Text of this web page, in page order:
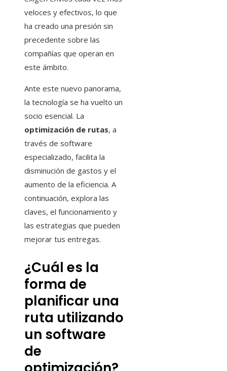
veloces y efectivos, lo que
ha creado una presión sin
precedente sobre las
compañías que operan en
este ámbito.
Ante este nuevo panorama,
la tecnología se ha vuelto un
socio esencial. La
optimización de rutas, a
través de software
especializado, facilita la
disminución de gastos y el
aumento de la eficiencia. A
continuación, explora las
claves, el funcionamiento y
las estrategias que pueden
mejorar tus entregas.
¿Cuál es la
forma de
planificar una
ruta utilizando
un software
de